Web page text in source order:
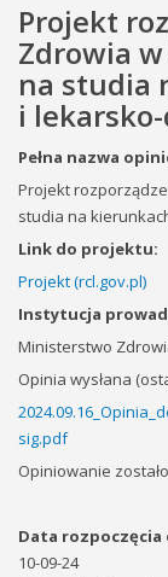
Projekt
Zdrowia
na studia
i
Pełna nazwa
Projekt
studia na
Link do projektu:
Projekt (rcl.gov.pl)
Instytucja
Ministerstwo
Opinia wysłana
sig.pdf
Opiniowanie
Data
10-09-24